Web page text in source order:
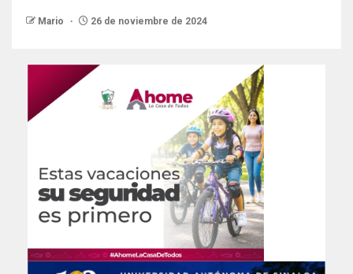
Mario 26 de noviembre de 2024